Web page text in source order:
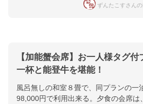
ずんたこすさんの
【加能蟹会席】お一人様タグ付
一杯と能登牛を堪能！
風呂無しの和室８畳で、同プランの一
98,000円で利用出来る。夕食の会席は